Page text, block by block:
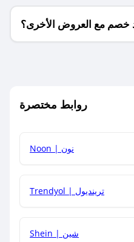
خصم مع العروض الأخرى؟
كم مدة صلاحية كود الخصم؟
روابط مختصرة
Noon | نون
Trendyol | ترينديول
Shein | شين